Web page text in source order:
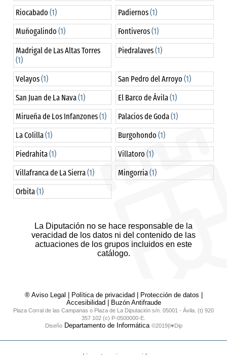
Riocabado(1) Padiernos(1)
Muñogalindo(1) Fontiveros(1)
Madrigal de Las Altas Torres
(1)
Piedralaves(1)
Velayos(1) San Pedro del Arroyo(1)
San Juan de La Nava(1) El Barco de Ávila(1)
Mirueña de Los Infanzones(1) Palacios de Goda(1)
La Colilla(1) Burgohondo(1)
Piedrahita(1) Villatoro(1)
Villafranca de La Sierra(1) Mingorria(1)
Orbita(1)
La Diputación no se hace responsable de la
veracidad de los datos ni del contenido de las
actuaciones de los grupos incluidos en este
catálogo.
® Aviso Legal | Política de privacidad| Protección de datos |
Accesibilidad| Buzón Antifraude
Plaza Corral de las Campanas o Plaza de La Diputación s/n. 05001 - Ávila. (t) 920
357 102 (c) P-0500000-E.
DiseñoDepartamento de Informática ©2019|I♥Dip